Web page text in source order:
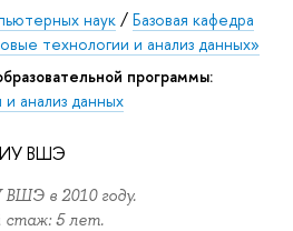
наук / Базовая кафедра
технологии и анализ данных»
программы:
анализ данных
ВШЭ
в 2010 году.
стаж: 5 лет.